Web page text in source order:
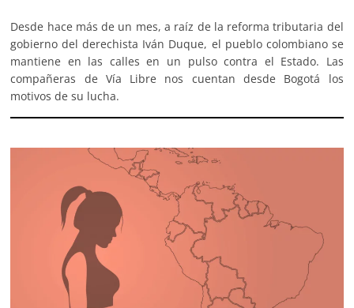
Desde hace más de un mes, a raíz de la reforma tributaria del
gobierno del derechista Iván Duque, el pueblo colombiano se
mantiene en las calles en un pulso contra el Estado. Las
compañeras de Vía Libre nos cuentan desde Bogotá los
motivos de su lucha.